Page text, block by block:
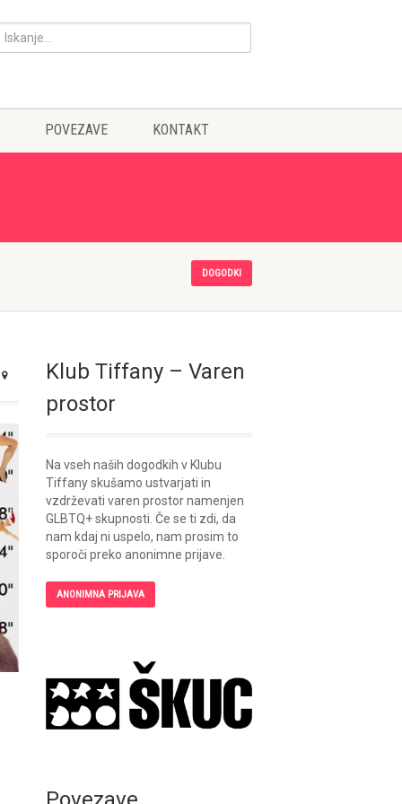
POVEZAVE KONTAKT
DOGODKI
Klub Tiffany – Varen
prostor
Na vseh naših dogodkih v Klubu
Tiffany skušamo ustvarjati in
vzdrževati varen prostor namenjen
GLBTQ+ skupnosti. Če se ti zdi, da
nam kdaj ni uspelo, nam prosim to
sporoči preko anonimne prijave.
ANONIMNA PRIJAVA